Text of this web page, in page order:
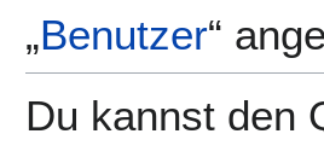
„Benutzer“
Du kannst den